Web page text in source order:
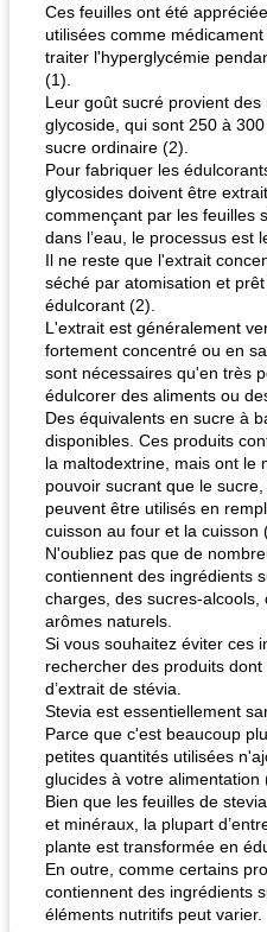
Ces feuilles ont été
utilisées comme
traiter l'hyperglycémie
(1).
Leur goût sucré provient
glycoside, qui sont 250 à
sucre ordinaire (2).
Pour fabriquer les
glycosides doivent être
commençant par les feuilles
dans l’eau, le processus est
Il ne reste que l'extrait
séché par atomisation et
édulcorant (2).
L'extrait est généralement
fortement concentré ou en
sont nécessaires qu'en très
édulcorer des aliments ou
Des équivalents en sucre à
disponibles. Ces produits
la maltodextrine, mais ont le
pouvoir sucrant que le
peuvent être utilisés en
cuisson au four et la cuisson
N'oubliez pas que de
contiennent des ingrédients
charges, des sucres-
arômes naturels.
Si vous souhaitez éviter ces
rechercher des produits
d’extrait de stévia.
Stevia est essentiellement
Parce que c'est beaucoup
petites quantités utilisées
glucides à votre alimentation
Bien que les feuilles de
et minéraux, la plupart
plante est transformée en
En outre, comme certains
contiennent des ingrédients
éléments nutritifs peut varier.